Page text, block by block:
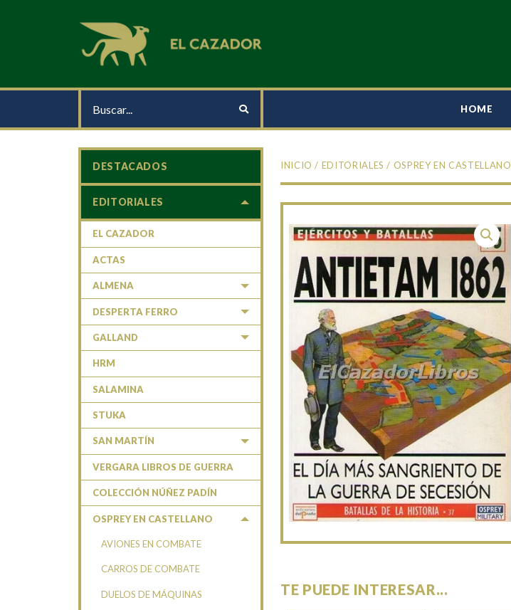
HOME
INICIO / EDITORIALES / OSPREY EN CASTELLANO
TE PUEDE INTERESAR...
DESTACADOS
EDITORIALES
EL CAZADOR
ACTAS
ALMENA
DESPERTA FERRO
GALLAND
HRM
SALAMINA
STUKA
SAN MARTÍN
VERGARA LIBROS DE GUERRA
COLECCIÓN NÚÑEZ PADÍN
OSPREY EN CASTELLANO
AVIONES EN COMBATE
CARROS DE COMBATE
DUELOS DE MÁQUINAS